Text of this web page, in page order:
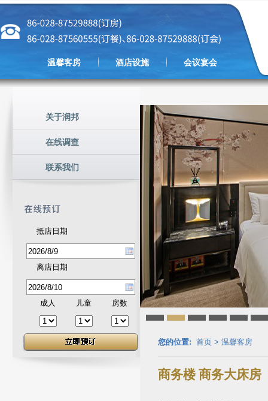
温馨客房 酒店设施 会议宴会
关于润邦
在线调查
联系我们
抵店日期
离店日期
成人 儿童 房数
您的位置: 首页 > 温馨客房
商务楼 商务大床房